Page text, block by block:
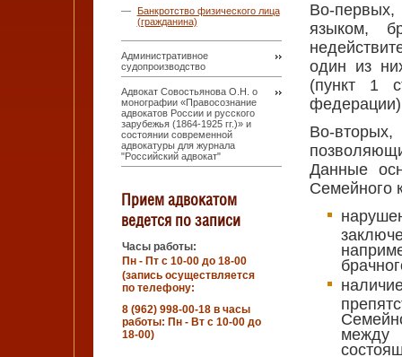
Банкротство физического лица
(гражданина)
Административное
судопроизводство
Адвокат Совостьянова О.Н. о
монографии «Правосознание
адвокатов России и русского
зарубежья (1864-1925 гг.)» и
состоянии современной
адвокатуры для журнала
"Российский адвокат"
Прием адвокатом
ведется по записи
Часы работы:
Пн - Пт с 10-00 до 18-00
(запись осуществляется
по телефону:
8 (962) 998-00-18 в часы
работы: Пн - Вт с 10-00 до
18-00)
Во-
языком,
один из
(пункт 1
Во-
Данные
Семейного
между